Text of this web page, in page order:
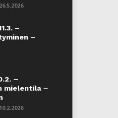
26.5.2026
–
–
–
mielentila –
10.2.2026